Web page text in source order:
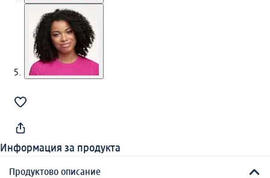
Информация за продукта
Продуктово описание